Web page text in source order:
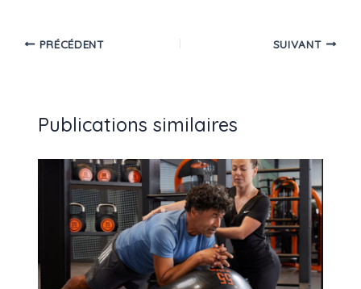
PRÉCÉDENT SUIVANT
Publications similaires